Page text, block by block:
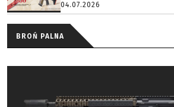
04.07.2026
BROŃ PALNA